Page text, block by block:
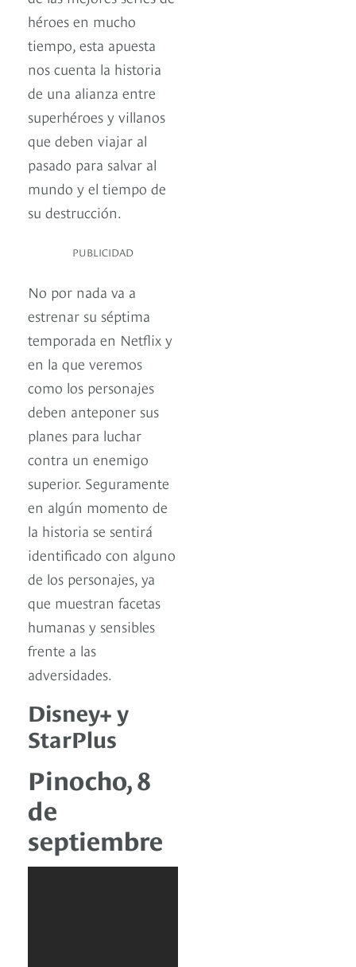
héroes en mucho
tiempo, esta apuesta
nos cuenta la historia
de una alianza entre
superhéroes y villanos
que deben viajar al
pasado para salvar al
mundo y el tiempo de
su destrucción.
PUBLICIDAD
No por nada va a
estrenar su séptima
temporada en Netflix y
en la que veremos
como los personajes
deben anteponer sus
planes para luchar
contra un enemigo
superior. Seguramente
en algún momento de
la historia se sentirá
identificado con alguno
de los personajes, ya
que muestran facetas
humanas y sensibles
frente a las
adversidades.
Disney+ y
StarPlus
Pinocho, 8
de
septiembre